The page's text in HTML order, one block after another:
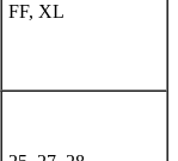
FF, XL